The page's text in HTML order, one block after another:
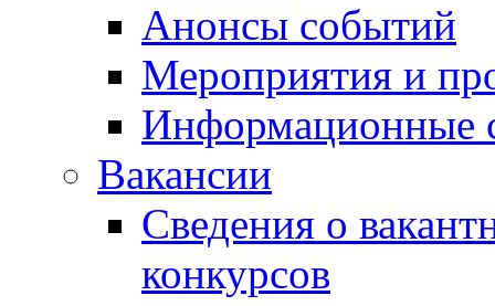
Анонсы событий
Мероприятия и
Информационные
Вакансии
Сведения о
конкурсов